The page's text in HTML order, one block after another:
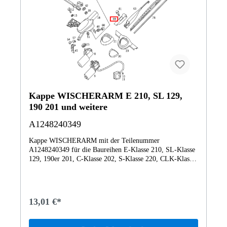
Kappe WISCHERARM E 210, SL 129,
190 201 und weitere
A1248240349
Kappe WISCHERARM mit der Teilenummer
A1248240349 für die Baureihen E-Klasse 210, SL-Klasse
129, 190er 201, C-Klasse 202, S-Klasse 220, CLK-Klasse
0.027kg Dieses Teil ersetzt die Teilenummer
A1248240349 A1248240349 wurde unter anderem verbaut
13,01 €*